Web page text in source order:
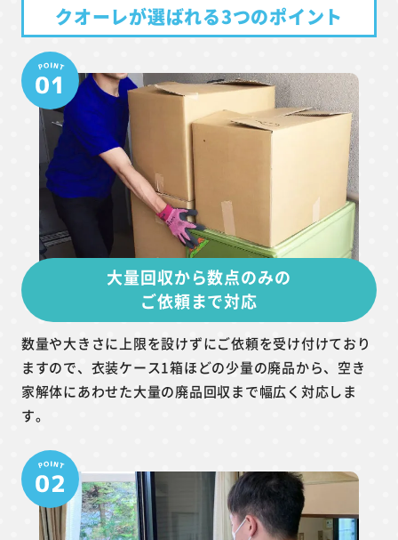
クオーレが選ばれる3つのポイント
大量回収から数点のみの
ご依頼まで対応
数量や大きさに上限を設けずにご依頼を受け付けており
ますので、衣装ケース1箱ほどの少量の廃品から、空き
家解体にあわせた大量の廃品回収まで幅広く対応しま
す。